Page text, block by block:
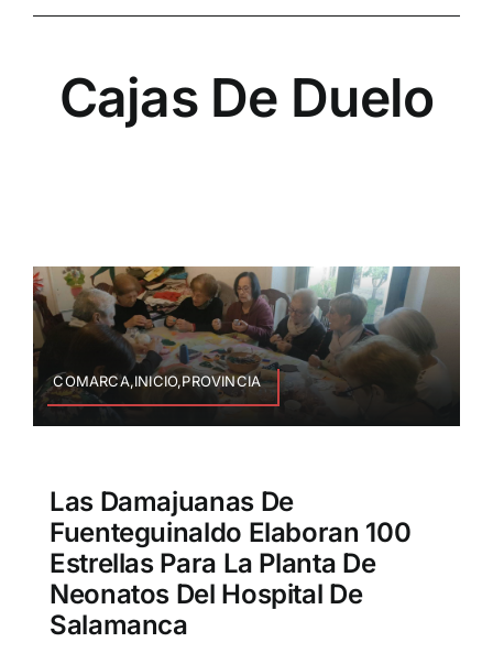
Cajas De Duelo
COMARCA,INICIO,PROVINCIA
Las Damajuanas De
Fuenteguinaldo Elaboran 100
Estrellas Para La Planta De
Neonatos Del Hospital De
Salamanca